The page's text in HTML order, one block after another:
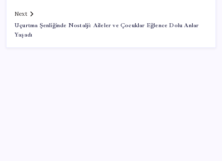
Next
Uçurtma Şenliğinde Nostalji: Aileler ve Çocuklar Eğlence Dolu Anlar
Yaşadı